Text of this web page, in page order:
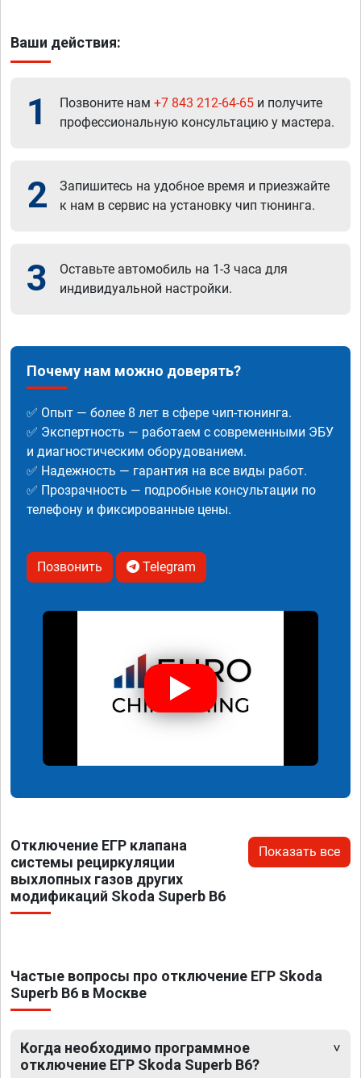
Ваши действия:
1 Позвоните нам +7 843 212-64-65 и получите
профессиональную консультацию у мастера.
2
Запишитесь на удобное время и приезжайте
к нам в сервис на установку чип тюнинга.
3
Оставьте автомобиль на 1-3 часа для
индивидуальной настройки.
Почему нам можно доверять?
✅ Опыт — более 8 лет в сфере чип-тюнинга.
✅ Экспертность — работаем с современными ЭБУ
и диагностическим оборудованием.
✅ Надежность — гарантия на все виды работ.
✅ Прозрачность — подробные консультации по
телефону и фиксированные цены.
Позвонить Telegram
Отключение ЕГР клапана
системы рециркуляции
выхлопных газов других
модификаций Skoda Superb B6
Показать все
Частые вопросы про отключение ЕГР Skoda
Superb B6 в Москве
Когда необходимо программное
отключение ЕГР Skoda Superb B6?